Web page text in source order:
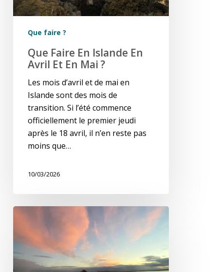
en
mai
Que faire ?
Que Faire En Islande En
Avril Et En Mai ?
Les mois d’avril et de mai en
Islande sont des mois de
transition. Si l’été commence
officiellement le premier jeudi
après le 18 avril, il n’en reste pas
moins que…
10/03/2026
Profiter
moment
de
détente